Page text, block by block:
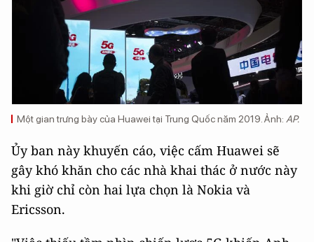
Một gian trưng bày của Huawei tại Trung Quốc năm 2019. Ảnh: AP.
Ủy ban này khuyến cáo, việc cấm Huawei sẽ
gây khó khăn cho các nhà khai thác ở nước này
khi giờ chỉ còn hai lựa chọn là Nokia và
Ericsson.